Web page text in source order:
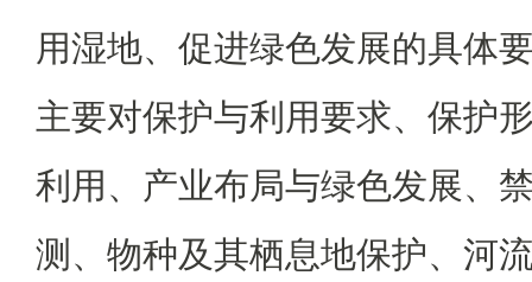
用湿地、促进绿色发展的具体
主要对保护与利用要求、保护
利用、产业布局与绿色发展、
测、物种及其栖息地保护、河